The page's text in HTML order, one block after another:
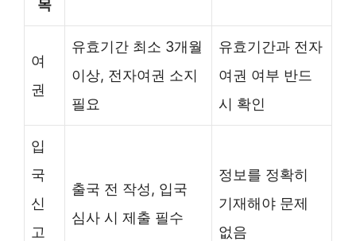
목
여
권
유효기간 최소 3개월
이상, 전자여권 소지
필요
유효기간과 전자
여권 여부 반드
시 확인
입
국
신
고
출국 전 작성, 입국
심사 시 제출 필수
정보를 정확히
기재해야 문제
없음